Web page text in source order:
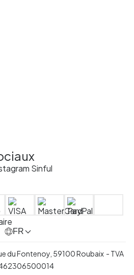
FR
du Fontenoy, 59100 Roubaix - TVA